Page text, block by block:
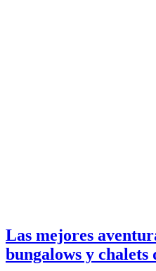
Las mejores
bungalows y chalets